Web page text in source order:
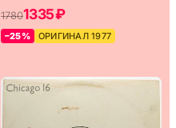
17801335 ₽
–25% ОРИГИНАЛ 1977